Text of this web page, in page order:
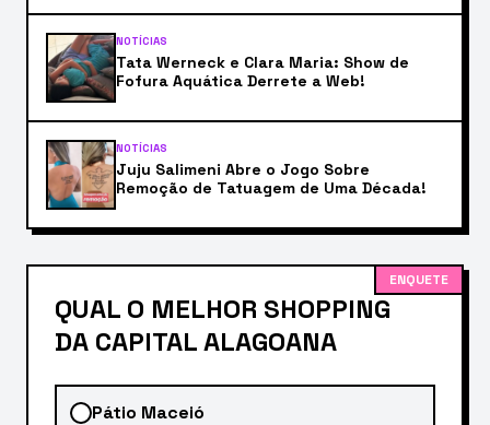
NOTÍCIAS
Tata Werneck e Clara Maria: Show de
Fofura Aquática Derrete a Web!
NOTÍCIAS
Juju Salimeni Abre o Jogo Sobre
Remoção de Tatuagem de Uma Década!
ENQUETE
QUAL O MELHOR SHOPPING
DA CAPITAL ALAGOANA
Pátio Maceió